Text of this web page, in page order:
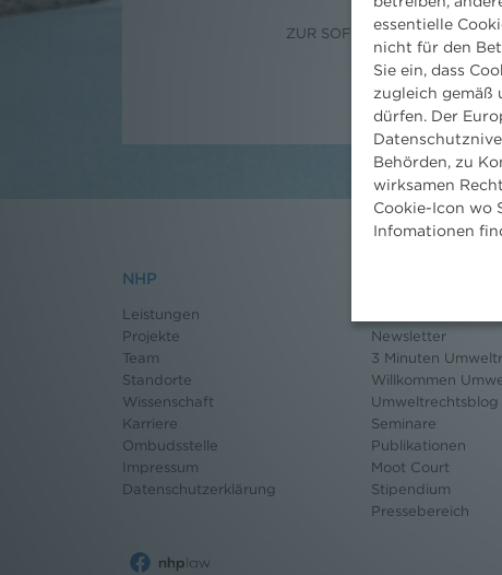
ZUR SOFORTIGEN
NHP
Leistungen
Projekte
Team
Standorte
Wissenschaft
Karriere
Ombudsstelle
Impressum
Datenschutzerklärung
Newsletter
3 Minuten
Willkommen
Umweltrechtsblog
Seminare
Publikationen
Moot Court
Stipendium
Pressebereich
essentielle
nicht für den
Sie ein, dass
zugleich gemäß
dürfen. Der
Behörden, zu
wirksamen
Cookie-Icon wo
Infomationen